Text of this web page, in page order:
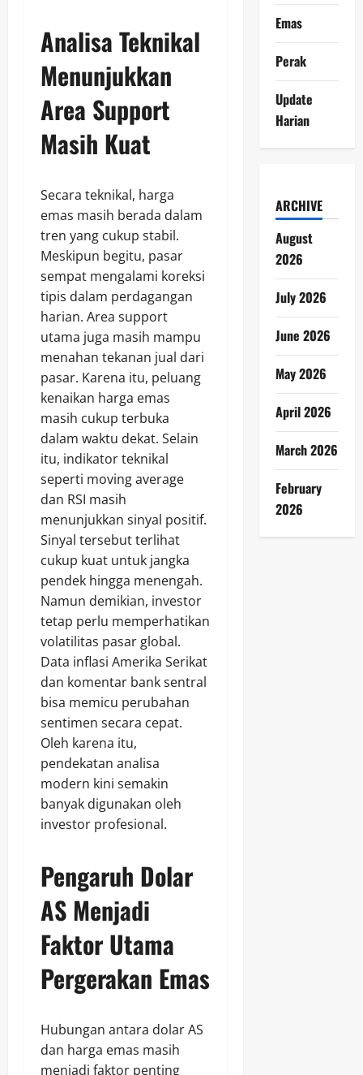
Analisa Teknikal
Menunjukkan
Area Support
Masih Kuat
Secara teknikal, harga
emas masih berada dalam
tren yang cukup stabil.
Meskipun begitu, pasar
sempat mengalami koreksi
tipis dalam perdagangan
harian. Area support
utama juga masih mampu
menahan tekanan jual dari
pasar. Karena itu, peluang
kenaikan harga emas
masih cukup terbuka
dalam waktu dekat. Selain
itu, indikator teknikal
seperti moving average
dan RSI masih
menunjukkan sinyal positif.
Sinyal tersebut terlihat
cukup kuat untuk jangka
pendek hingga menengah.
Namun demikian, investor
tetap perlu memperhatikan
volatilitas pasar global.
Data inflasi Amerika Serikat
dan komentar bank sentral
bisa memicu perubahan
sentimen secara cepat.
Oleh karena itu,
pendekatan analisa
modern kini semakin
banyak digunakan oleh
investor profesional.
Pengaruh Dolar
AS Menjadi
Faktor Utama
Pergerakan Emas
Hubungan antara dolar AS
dan harga emas masih
menjadi faktor penting
Emas
Perak
Update
Harian
ARCHIVE
August
2026
July 2026
June 2026
May 2026
April 2026
March 2026
February
2026